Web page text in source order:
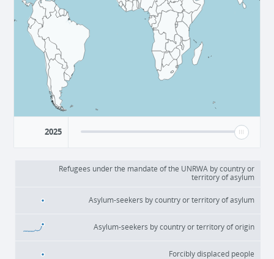
2025
Refugees under the mandate of the UNRWA by country or
territory of asylum
Asylum-seekers by country or territory of asylum
Asylum-seekers by country or territory of origin
Forcibly displaced people